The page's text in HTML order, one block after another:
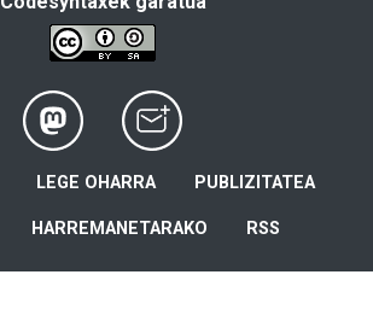
LEGE OHARRA PUBLIZITATEA
HARREMANETARAKO RSS